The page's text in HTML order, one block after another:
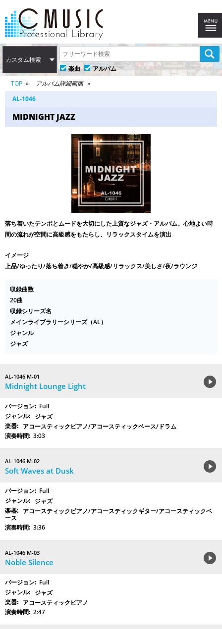
カスタム検索
楽曲
アルバム
TOP
アルバム詳細画面
AL-1046
MIDNIGHT JAZZ
落ち着いたテンポとムードを大切にした上質なジャズ・アルバム。心地よい時
間の流れが空間に高級感をもたらし、リラックスタイムを演出
イメージ
上品/ゆったり/落ち着き/穏やか/高級感/リラックス/美しさ/夜/ラウンジ
収録曲数
20曲
収録シリーズ名
メインライブラリーシリーズ（AL）
ジャンル
ジャズ
AL-1046 M-01
Midnight Lounge Light
Full
ジャズ
アコースティックピアノ/アコースティックベース/ドラム
3:03
AL-1046 M-02
Soft Waves at Dusk
Full
ジャズ
アコースティックピアノ/アコースティックギター/アコースティックベ
ース
3:36
AL-1046 M-03
Noble Silence
Full
ジャズ
アコースティックピアノ
2:47